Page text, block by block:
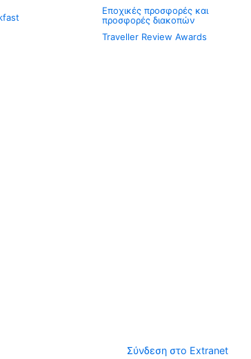
Εποχικές προσφορές και
προσφορές διακοπών
Traveller Review Awards
Σύνδεση στο Extranet